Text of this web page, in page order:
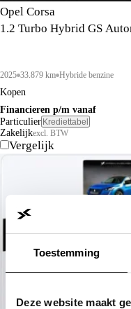
Toestemming
Deze website maakt
Opel Corsa
1.2 Turbo Hybrid GS
2025 33.879 km Hybride benzine
Kopen
Financieren p/m vanaf
Particulier Krediettabel
Zakelijkexcl. BTW
Vergelijk